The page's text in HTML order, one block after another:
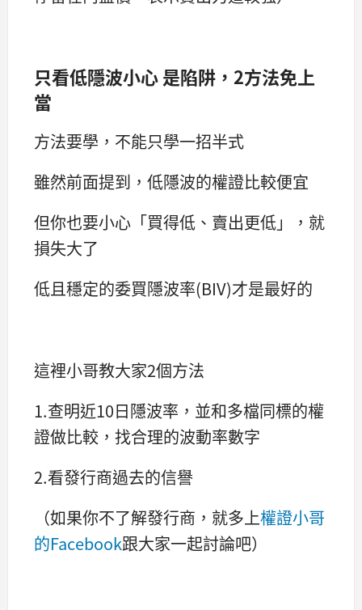
只看低隱波小心 是陷阱，2方法免上
當
方法要學，不能只學一招半式
雖然前面提到，低隱波的權證比較便宜
但你也要小心「買得低、賣出更低」，就
損失大了
低且穩定的委買隱波率(BIV)才是最好的
這裡小哥教大家2個方法
1.查明近10日隱波率，並和多檔同標的權
證做比較，找合理的波動率數字
2.看發行商過去的信譽
（如果你不了解發行商，就多上權證小哥
的Facebook跟大家一起討論吧）